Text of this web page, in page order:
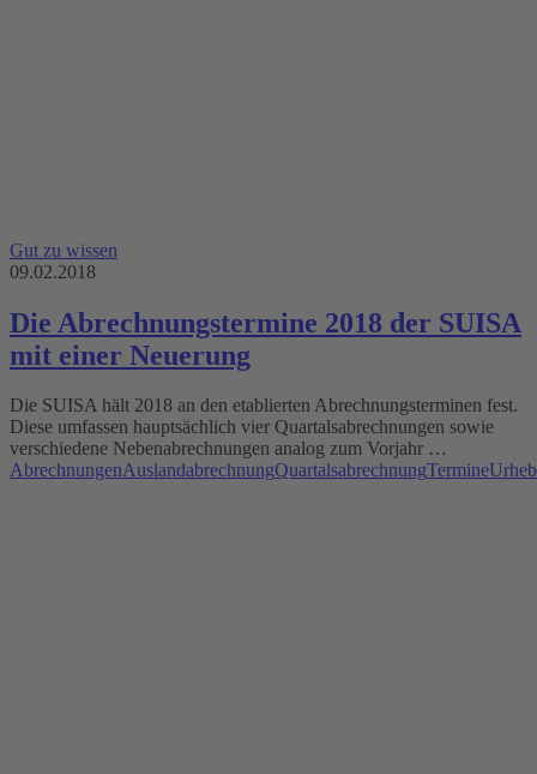
Gut zu wissen
09.02.2018
Die Abrechnungstermine 2018 der SUISA
mit einer Neuerung
Die SUISA hält 2018 an den etablierten Abrechnungsterminen fest.
Diese umfassen hauptsächlich vier Quartalsabrechnungen sowie
verschiedene Nebenabrechnungen analog zum Vorjahr …
AbrechnungenAuslandabrechnungQuartalsabrechnungTermine